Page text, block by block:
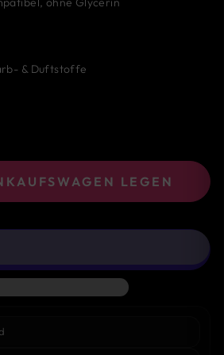
& Duftstoffe
LEGEN